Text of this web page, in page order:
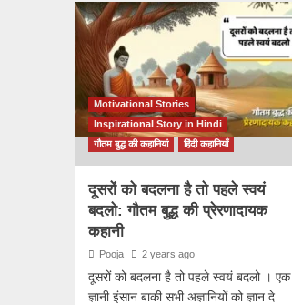
Motivational Stories
Inspirational Story in Hindi
गौतम बुद्ध की कहानियां
हिंदी कहानियाँ
दूसरों को बदलना है तो पहले स्वयं
बदलो: गौतम बुद्ध की प्रेरणादायक
कहानी
Pooja 2 years ago
दूसरों को बदलना है तो पहले स्वयं बदलो । एक
ज्ञानी इंसान बाकी सभी अज्ञानियों को ज्ञान दे